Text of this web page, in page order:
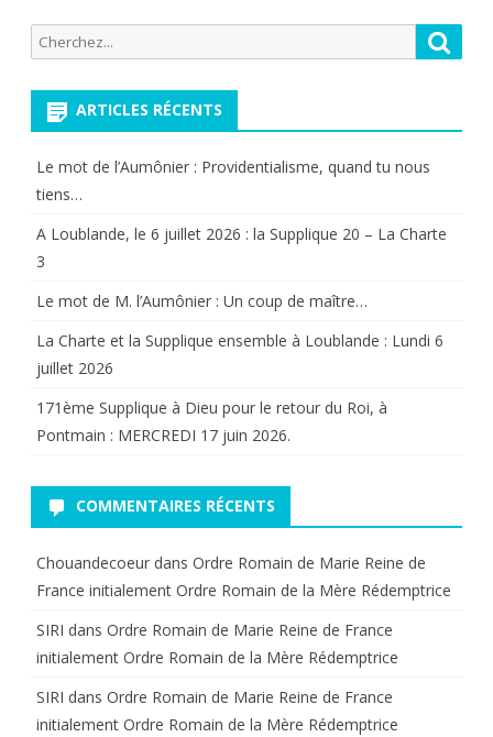
Recherche
pour:
ARTICLES RÉCENTS
Le mot de l’Aumônier : Providentialisme, quand tu nous
tiens…
A Loublande, le 6 juillet 2026 : la Supplique 20 – La Charte
3
Le mot de M. l’Aumônier : Un coup de maître…
La Charte et la Supplique ensemble à Loublande : Lundi 6
juillet 2026
171ème Supplique à Dieu pour le retour du Roi, à
Pontmain : MERCREDI 17 juin 2026.
COMMENTAIRES RÉCENTS
Chouandecoeur dans Ordre Romain de Marie Reine de
France initialement Ordre Romain de la Mère Rédemptrice
SIRI dans Ordre Romain de Marie Reine de France
initialement Ordre Romain de la Mère Rédemptrice
SIRI dans Ordre Romain de Marie Reine de France
initialement Ordre Romain de la Mère Rédemptrice